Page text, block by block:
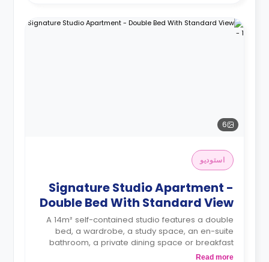
6
استوديو
Signature Studio Apartment -
Double Bed With Standard View
A 14m² self-contained studio features a double
bed, a wardrobe, a study space, an en-suite
bathroom, a private dining space or breakfast
bar, and a fully fitted kitchenette.
Read more